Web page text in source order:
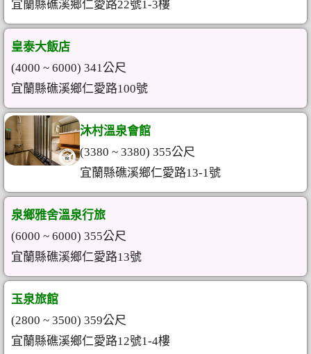
宜蘭縣礁溪鄉仁愛路22號1-3樓
皇泰大飯店
(4000 ~ 6000) 341公尺
宜蘭縣礁溪鄉仁愛路100號
沐村溫泉會館
(3380 ~ 3380) 355公尺
宜蘭縣礁溪鄉仁愛路13-1號
泉鄉雅舍溫泉行旅
(6000 ~ 6000) 355公尺
宜蘭縣礁溪鄉仁愛路13號
玉泉旅館
(2800 ~ 3500) 359公尺
宜蘭縣礁溪鄉仁愛路12號1-4樓